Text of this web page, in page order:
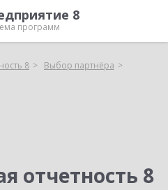
8
программ
8
Выбор партнёра
отчетность 8